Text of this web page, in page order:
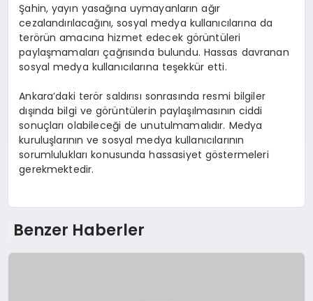
Şahin, yayın yasağına uymayanların ağır
cezalandırılacağını, sosyal medya kullanıcılarına da
terörün amacına hizmet edecek görüntüleri
paylaşmamaları çağrısında bulundu. Hassas davranan
sosyal medya kullanıcılarına teşekkür etti.
Ankara’daki terör saldırısı sonrasında resmi bilgiler
dışında bilgi ve görüntülerin paylaşılmasının ciddi
sonuçları olabileceği de unutulmamalıdır. Medya
kuruluşlarının ve sosyal medya kullanıcılarının
sorumlulukları konusunda hassasiyet göstermeleri
gerekmektedir.
Benzer Haberler